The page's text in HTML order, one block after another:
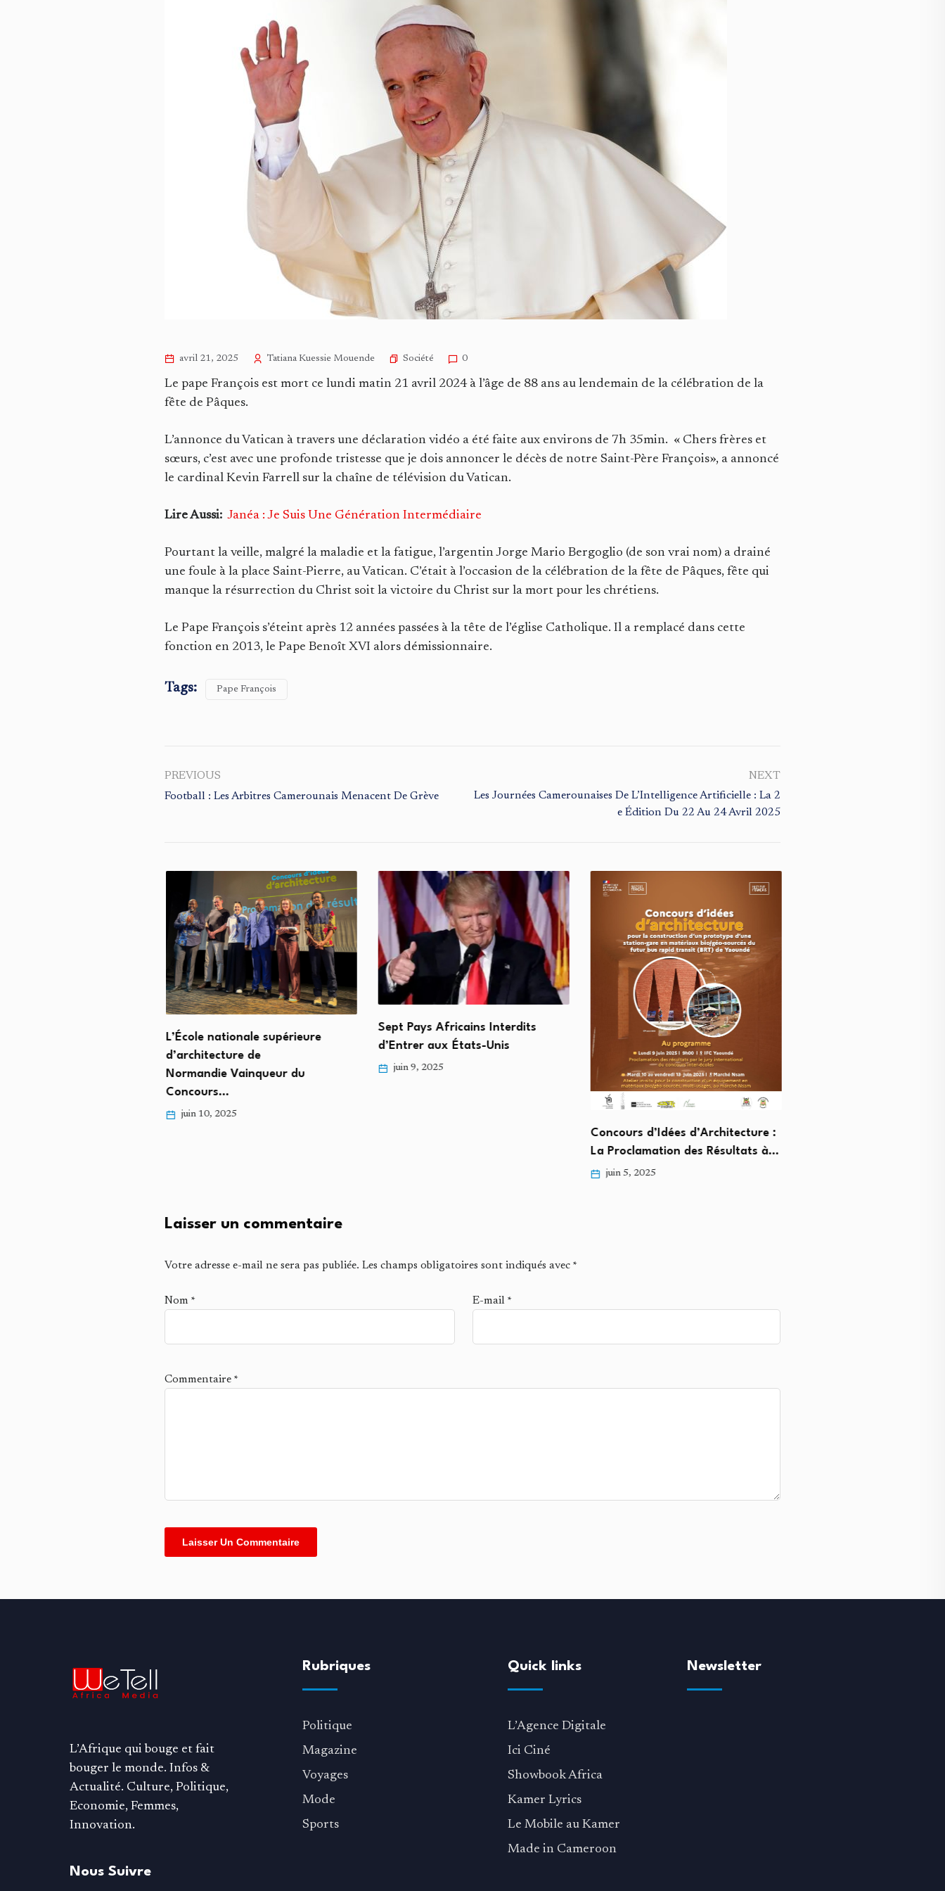
avril 21, 2025 Tatiana Kuessie Mouende Société 0
Le pape François est mort ce lundi matin 21 avril 2024 à l’âge de 88 ans au lendemain de la célébration de la
fête de Pâques.
L’annonce du Vatican à travers une déclaration vidéo a été faite aux environs de 7h 35min. « Chers frères et
sœurs, c’est avec une profonde tristesse que je dois annoncer le décès de notre Saint-Père François», a annoncé
le cardinal Kevin Farrell sur la chaîne de télévision du Vatican.
Lire Aussi: Janéa : Je Suis Une Génération Intermédiaire
Pourtant la veille, malgré la maladie et la fatigue, l’argentin Jorge Mario Bergoglio (de son vrai nom) a drainé
une foule à la place Saint-Pierre, au Vatican. C’était à l’occasion de la célébration de la fête de Pâques, fête qui
manque la résurrection du Christ soit la victoire du Christ sur la mort pour les chrétiens.
Le Pape François s’éteint après 12 années passées à la tête de l’église Catholique. Il a remplacé dans cette
fonction en 2013, le Pape Benoît XVI alors démissionnaire.
Tags: Pape François
PREVIOUS
Football : Les Arbitres Camerounais Menacent De Grève
NEXT
Les Journées Camerounaises De L’Intelligence Artificielle : La 2
E Édition Du 22 Au 24 Avril 2025
L’École nationale supérieure
d’architecture de
Normandie Vainqueur du
Concours…
juin 10, 2025
Sept Pays Africains Interdits
d’Entrer aux États-Unis
juin 9, 2025
Concours d’Idées d’Architecture :
La Proclamation des Résultats à…
juin 5, 2025
Laisser un commentaire
Votre adresse e-mail ne sera pas publiée. Les champs obligatoires sont indiqués avec *
Nom * E-mail *
Commentaire *
L’Afrique qui bouge et fait
bouger le monde. Infos &
Actualité. Culture, Politique,
Economie, Femmes,
Innovation.
Nous Suivre
Rubriques
Politique
Magazine
Voyages
Mode
Sports
Quick links
L’Agence Digitale
Ici Ciné
Showbook Africa
Kamer Lyrics
Le Mobile au Kamer
Made in Cameroon
Newsletter